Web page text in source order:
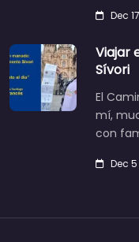
Dec 17
Viajar
Sívori
El
mí,
con
Dec 5